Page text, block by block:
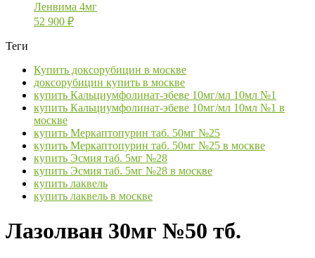
Ленвима 4мг
52 900 ₽
Теги
Купить доксорубицин в москве
доксорубицин купить в москве
купить Кальциумфолинат-эбеве 10мг/мл 10мл №1
купить Кальциумфолинат-эбеве 10мг/мл 10мл №1 в
москве
купить Меркаптопурин таб. 50мг №25
купить Меркаптопурин таб. 50мг №25 в москве
купить Эсмия таб. 5мг №28
купить Эсмия таб. 5мг №28 в москве
купить лаквель
купить лаквель в москве
Лазолван 30мг №50 тб.